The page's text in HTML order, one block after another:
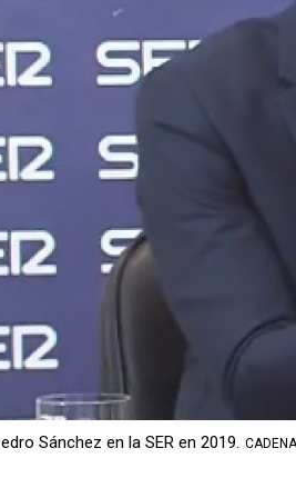
Sánchez en la SER en 2019.